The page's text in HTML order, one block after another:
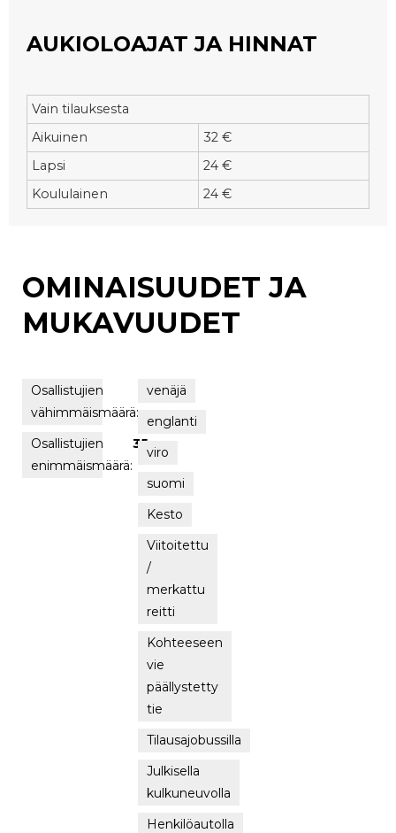
AUKIOLOAJAT JA HINNAT
Vain tilauksesta
Aikuinen
32 €
Lapsi
24 €
Koululainen
24 €
OMINAISUUDET JA
MUKAVUUDET
Osallistujien
vähimmäismäärä:
10
Osallistujien
enimmäismäärä:
35
venäjä
englanti
viro
suomi
Kesto
Viitoitettu
/
merkattu
reitti
Kohteeseen
vie
päällystetty
tie
Tilausajobussilla
Julkisella
kulkuneuvolla
Henkilöautolla